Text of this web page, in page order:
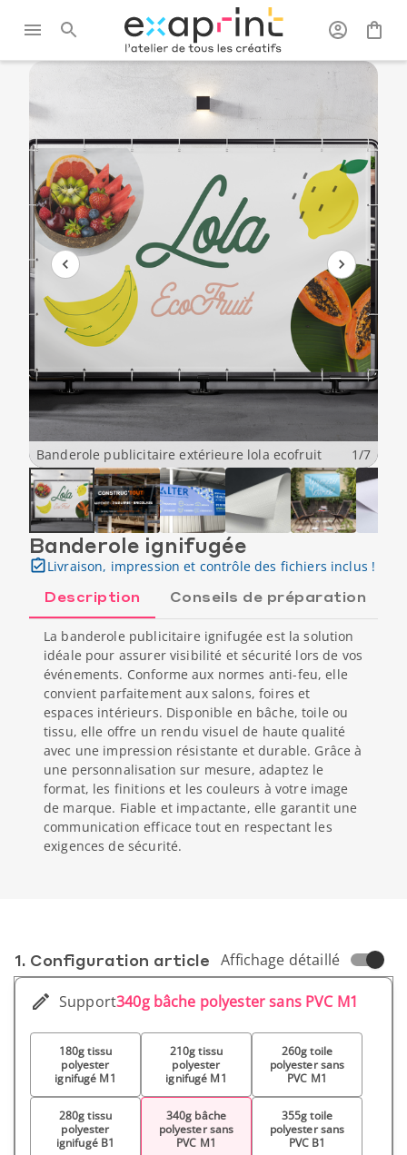
Banderoles
publicitaires
Banderole publicitaire extérieure lola ecofruit 1/7
Banderole ignifugée
Livraison, impression et contrôle des fichiers inclus !
Description Conseils de préparation
La banderole publicitaire ignifugée est la solution
idéale pour assurer visibilité et sécurité lors de vos
événements. Conforme aux normes anti-feu, elle
convient parfaitement aux salons, foires et
espaces intérieurs. Disponible en bâche, toile ou
tissu, elle offre un rendu visuel de haute qualité
avec une impression résistante et durable. Grâce à
une personnalisation sur mesure, adaptez le
format, les finitions et les couleurs à votre image
de marque. Fiable et impactante, elle garantit une
communication efficace tout en respectant les
exigences de sécurité.
1. Conf­iguration article Affichage détaillé
Support340g bâche polyester sans PVC M1
180g tissu
polyester
ignifugé M1
210g tissu
polyester
ignifugé M1
260g toile
polyester sans
PVC M1
280g tissu
polyester
ignifugé B1
340g bâche
polyester sans
PVC M1
355g toile
polyester sans
PVC B1